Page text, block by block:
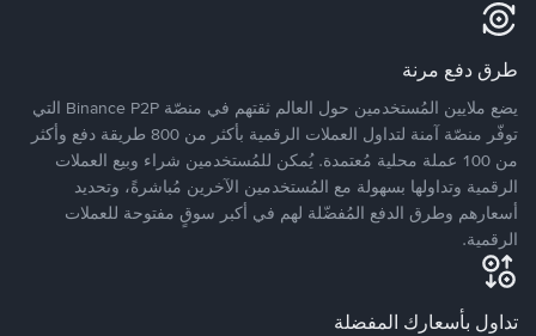
طرق دفع مرنة
يضع ملايين المُستخدمين حول العالم ثقتهم في منصّة Binance P2P التي
توفّر منصّة آمنة لتداول العملات الرقمية بأكثر من 800 طريقة دفع وأكثر
من 100 عملة محلية مُعتمدة. يُمكن للمُستخدمين شراء وبيع العملات
الرقمية وتداولها بسهولة مع المُستخدمين الآخرين مُباشرةً، وتحديد
أسعارهم وطرق الدفع المُفضّلة لهم في أكبر سوقٍ مفتوحة للعملات
الرقمية.
تداول بأسعارك المفضلة